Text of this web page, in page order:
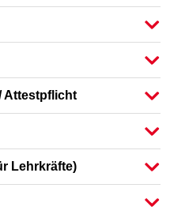
Attestpflicht
Lehrkräfte)